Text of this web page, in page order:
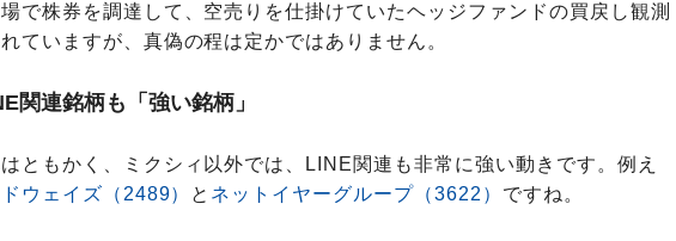
で株券を調達して、空売りを仕掛けていたヘッジファンドの買戻し観測
ていますが、真偽の程は定かではありません。
関連銘柄も「強い銘柄」
ともかく、ミクシィ以外では、LINE関連も非常に強い動きです。例え
ウェイズ（2489） と ネットイヤーグループ（3622） ですね。